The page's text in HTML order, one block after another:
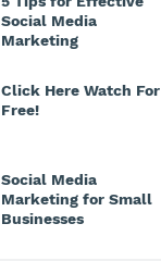
Social Media
Marketing
Click Here Watch For
Free!
Social Media
Marketing for Small
Businesses